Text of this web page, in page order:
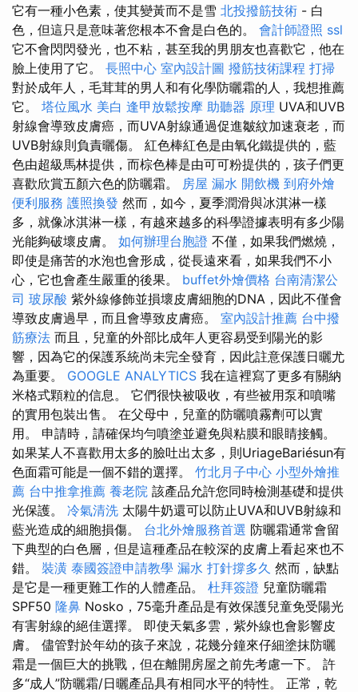
它有一種小色素，使其變黃而不是雪 北投撥筋技術 - 白
色，但這只是意味著您根本不會是白色的。 會計師證照 ssl
它不會閃閃發光，也不粘，甚至我的男朋友也喜歡它，他在
臉上使用了它。 長照中心 室內設計圖 撥筋技術課程 打掃
對於成年人，毛茸茸的男人和有化學防曬霜的人，我想推薦
它。 塔位風水 美白 逢甲放鬆按摩 助聽器 原理 UVA和UVB
射線會導致皮膚癌，而UVA射線通過促進皺紋加速衰老，而
UVB射線則負責曬傷。 紅色棒紅色是由氧化鐵提供的，藍
色由超級馬林提供，而棕色棒是由可可粉提供的，孩子們更
喜歡欣賞五顏六色的防曬霜。 房屋 漏水 開飲機 到府外燴
便利服務 護照換發 然而，如今，夏季潤滑與冰淇淋一樣
多，就像冰淇淋一樣，有越來越多的科學證據表明有多少陽
光能夠破壞皮膚。 如何辦理台胞證 不僅，如果我們燃燒，
即使是痛苦的水泡也會形成，從長遠來看，如果我們不小
心，它也會產生嚴重的後果。 buffet外燴價格 台南清潔公
司 玻尿酸 紫外線修飾並損壞皮膚細胞的DNA，因此不僅會
導致皮膚過早，而且會導致皮膚癌。 室內設計推薦 台中撥
筋療法 而且，兒童的外部比成年人更容易受到陽光的影
響，因為它的保護系統尚未完全發育，因此註意保護日曬尤
為重要。 GOOGLE ANALYTICS 我在這裡寫了更多有關納
米格式顆粒的信息。 它們很快被吸收，有些被用泵和噴嘴
的實用包裝出售。 在父母中，兒童的防曬噴霧劑可以實
用。 申請時，請確保均勻噴塗並避免與粘膜和眼睛接觸。
如果某人不喜歡用太多的臉吐出太多，則UriageBariésun有
色面霜可能是一個不錯的選擇。 竹北月子中心 小型外燴推
薦 台中推拿推薦 養老院 該產品允許您同時檢測基礎和提供
光保護。 冷氣清洗 太陽牛奶還可以防止UVA和UVB射線和
藍光造成的細胞損傷。 台北外燴服務首選 防曬霜通常會留
下典型的白色層，但是這種產品在較深的皮膚上看起來也不
錯。 裝潢 泰國簽證申請教學 漏水 打針撐多久 然而，缺點
是它是一種更難工作的人體產品。 杜拜簽證 兒童防曬霜
SPF50 隆鼻 Nosko，75毫升產品是有效保護兒童免受陽光
有害射線的絕佳選擇。 即使天氣多雲，紫外線也會影響皮
膚。 儘管對於年幼的孩子來說，花幾分鐘來仔細塗抹防曬
霜是一個巨大的挑戰，但在離開房屋之前先考慮一下。 許
多“成人”防曬霜/日曬產品具有相同水平的特性。 正常，乾